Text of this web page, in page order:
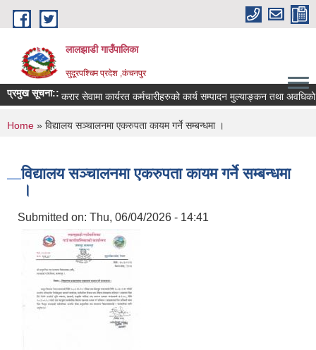
Skip to main content
लालझाडी गाउँपालिका
सुदूरपश्चिम प्रदेश ,कंचनपुर
प्रमुख सूचना::करार सेवामा कार्यरत कर्मचारीहरुको कार्य सम्पादन मुल्याङ्कन तथा
You are here
Home » विद्यालय सञ्चालनमा एकरुपता कायम गर्ने सम्बन्धमा ।
विद्यालय सञ्चालनमा एकरुपता कायम गर्ने सम्बन्धमा
।
Submitted on: Thu, 06/04/2026 - 14:41